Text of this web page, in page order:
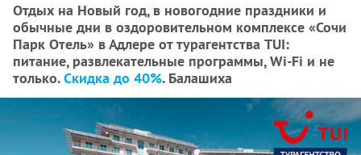
Отдых на Новый год, в новогодние праздники и
обычные дни в оздоровительном комплексе «Сочи
Парк Отель» в Адлере от турагентства TUI:
питание, развлекательные программы, Wi-Fi и не
только.Скидка до 40%. Балашиха